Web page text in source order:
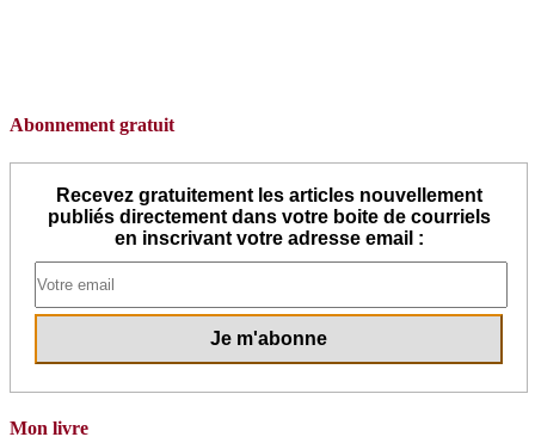
Abonnement gratuit
Recevez gratuitement les articles nouvellement
publiés directement dans votre boite de courriels
en inscrivant votre adresse email :
Mon livre